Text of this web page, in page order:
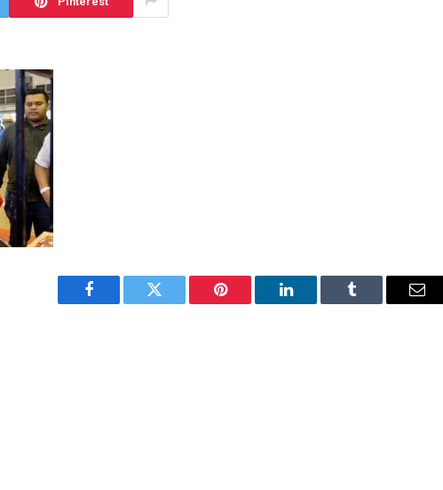
Facebook Twitter Pinterest LinkedIn Tumblr